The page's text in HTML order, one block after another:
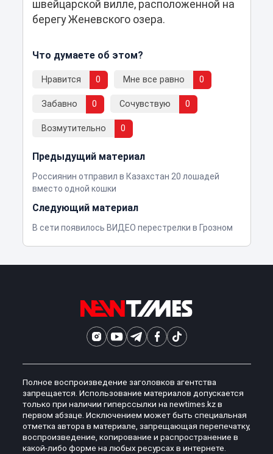
швейцарской вилле, расположенной на
берегу Женевского озера.
Что думаете об этом?
Нравится 0 Мне все равно 0
Забавно 0 Сочувствую 0
Возмутительно 0
Предыдущий материал
Россиянин отправил в Казахстан 20 лошадей
вместо одной кошки
Следующий материал
В сети появилось ВИДЕО перестрелки в Грозном
Полное воспроизведение заголовков агентства
запрещается. Использование материалов допускается
только при наличии гиперссылки на newtimes.kz в
первом абзаце. Исключением может быть специальная
отметка автора в материале, запрещающая перепечатку,
воспроизведение, копирование и распространение в
какой-либо форме на любых ресурсах в интернете.